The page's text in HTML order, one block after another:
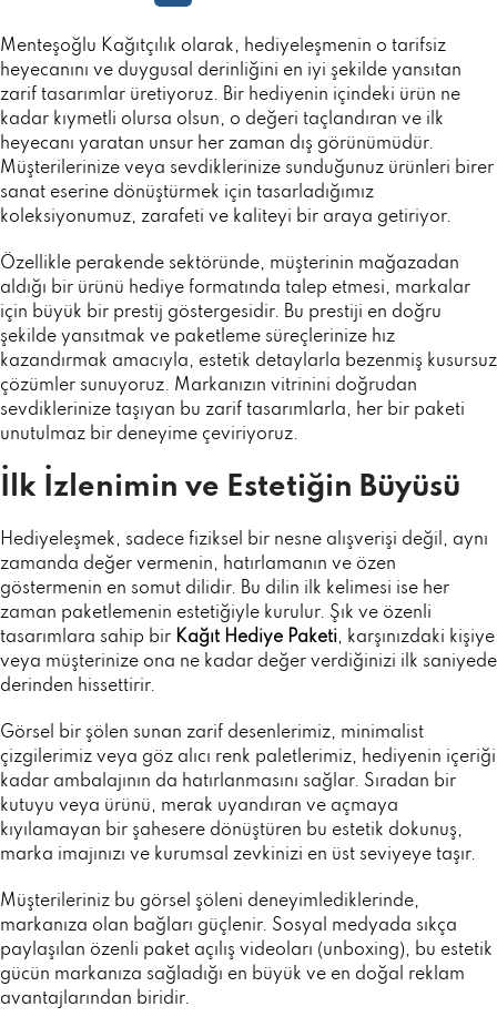
Menteşoğlu Kağıtçılık olarak, hediyeleşmenin o tarifsiz
heyecanını ve duygusal derinliğini en iyi şekilde yansıtan
zarif tasarımlar üretiyoruz. Bir hediyenin içindeki ürün ne
kadar kıymetli olursa olsun, o değeri taçlandıran ve ilk
heyecanı yaratan unsur her zaman dış görünümüdür.
Müşterilerinize veya sevdiklerinize sunduğunuz ürünleri birer
sanat eserine dönüştürmek için tasarladığımız
koleksiyonumuz, zarafeti ve kaliteyi bir araya getiriyor.
Özellikle perakende sektöründe, müşterinin mağazadan
aldığı bir ürünü hediye formatında talep etmesi, markalar
için büyük bir prestij göstergesidir. Bu prestiji en doğru
şekilde yansıtmak ve paketleme süreçlerinize hız
kazandırmak amacıyla, estetik detaylarla bezenmiş kusursuz
çözümler sunuyoruz. Markanızın vitrinini doğrudan
sevdiklerinize taşıyan bu zarif tasarımlarla, her bir paketi
unutulmaz bir deneyime çeviriyoruz.
İlk İzlenimin ve Estetiğin Büyüsü
Hediyeleşmek, sadece fiziksel bir nesne alışverişi değil, aynı
zamanda değer vermenin, hatırlamanın ve özen
göstermenin en somut dilidir. Bu dilin ilk kelimesi ise her
zaman paketlemenin estetiğiyle kurulur. Şık ve özenli
tasarımlara sahip bir Kağıt Hediye Paketi, karşınızdaki kişiye
veya müşterinize ona ne kadar değer verdiğinizi ilk saniyede
derinden hissettirir.
Görsel bir şölen sunan zarif desenlerimiz, minimalist
çizgilerimiz veya göz alıcı renk paletlerimiz, hediyenin içeriği
kadar ambalajının da hatırlanmasını sağlar. Sıradan bir
kutuyu veya ürünü, merak uyandıran ve açmaya
kıyılamayan bir şahesere dönüştüren bu estetik dokunuş,
marka imajınızı ve kurumsal zevkinizi en üst seviyeye taşır.
Müşterileriniz bu görsel şöleni deneyimlediklerinde,
markanıza olan bağları güçlenir. Sosyal medyada sıkça
paylaşılan özenli paket açılış videoları (unboxing), bu estetik
gücün markanıza sağladığı en büyük ve en doğal reklam
avantajlarından biridir.